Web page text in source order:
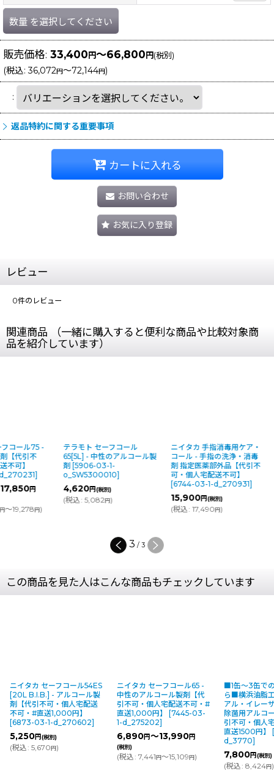
数量 を選択してください
販売価格: 33,400円～66,800円(税別)
(税込: 36,072円～72,144円)
:
返品特約に関する重要事項
カートに入れる
お問い合わせ
お気に入り登録
レビュー
0件のレビュー
関連商品 （一緒に購入すると便利な商品や比較対象商
品を紹介しています）
コール75 -
【代引不
不可】
]
円
円～19,278円)
テラモト セーフコール
65[5L] - 中性のアルコール製
剤 [5906-03-1-
o_SW5300010]
4,620円(税別)
(税込: 5,082円)
ニイタカ 手指消毒用ケア・
コール - 手指の洗浄・消毒
剤 指定医薬部外品【代引不
可・個人宅配送不可】
[6744-03-1-d_270931]
15,900円(税別)
(税込: 17,490円)
3 / 3
この商品を見た人はこんな商品もチェックしています
ニイタカ セーフコール54ES
[20L B.I.B.] - アルコール製
剤【代引不可・個人宅配送
不可・#直送1,000円】
[6873-03-1-d_270602]
5,250円(税別)
(税込: 5,670円)
ニイタカ セーフコール65 -
中性のアルコール製剤【代
引不可・個人宅配送不可・#
直送1,000円】
[7445-03-
1-d_275202]
6,890円～13,990円
(税別)
(税込: 7,441円～15,109円)
■1缶〜3缶で
ら■横浜油脂
アル・イレー
除菌用アルコ
引不可・個人
直送1500円】
d_3770]
7,800円(税別)
(税込: 8,424円)